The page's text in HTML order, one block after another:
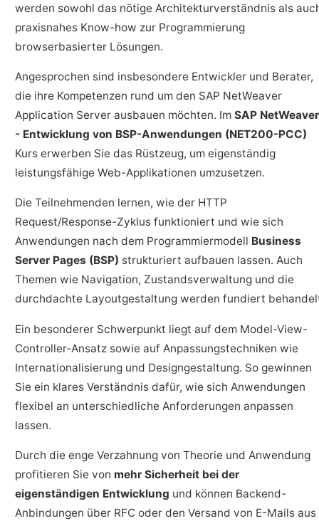
werden sowohl das nötige Architekturverständnis als
praxisnahes Know-how zur Programmierung
browserbasierter Lösungen.
Angesprochen sind insbesondere Entwickler und Berater,
die ihre Kompetenzen rund um den SAP NetWeaver
Application Server ausbauen möchten. Im SAP NetWeaver
- Entwicklung von BSP-Anwendungen (NET200-PCC)
Kurs erwerben Sie das Rüstzeug, um eigenständig
leistungsfähige Web-Applikationen umzusetzen.
Die Teilnehmenden lernen, wie der HTTP
Request/Response-Zyklus funktioniert und wie sich
Anwendungen nach dem Programmiermodell Business
Server Pages (BSP) strukturiert aufbauen lassen. Auch
Themen wie Navigation, Zustandsverwaltung und die
durchdachte Layoutgestaltung werden fundiert
Ein besonderer Schwerpunkt liegt auf dem Model-View-
Controller-Ansatz sowie auf Anpassungstechniken wie
Internationalisierung und Designgestaltung. So gewinnen
Sie ein klares Verständnis dafür, wie sich Anwendungen
flexibel an unterschiedliche Anforderungen anpassen
lassen.
Durch die enge Verzahnung von Theorie und Anwendung
profitieren Sie von mehr Sicherheit bei der
eigenständigen Entwicklung und können Backend-
Anbindungen über RFC oder den Versand von E-Mails aus